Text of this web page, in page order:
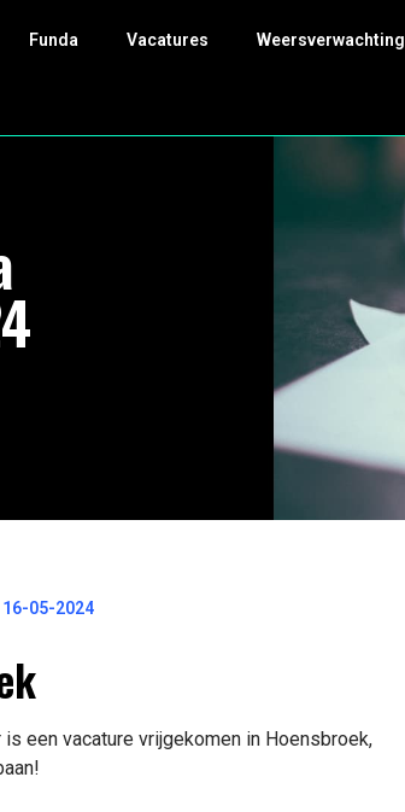
Funda Vacatures Weersverwachting
05-2024
een vacature vrijgekomen in Hoensbroek,